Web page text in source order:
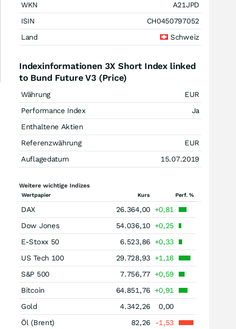
WKN
A21JPD
ISIN
CH0450797052
Land
Schweiz
Indexinformationen 3X Short Index linked
to Bund Future V3 (Price)
Währung
EUR
Performance Index
Ja
Enthaltene Aktien
Referenzwährung
EUR
Auflagedatum
15.07.2019
Weitere wichtige Indizes
Wertpapier Kurs Perf. %
DAX 26.364,00 +0,81
Dow Jones
54.036,10 +0,25
E-Stoxx 50
6.523,86 +0,33
US Tech 100
29.728,93
+1,18
S&P 500
7.756,77 +0,59
Bitcoin
64.851,76 +0,91
Gold
4.342,26
0,00
Öl (Brent)
82,26
-1,53